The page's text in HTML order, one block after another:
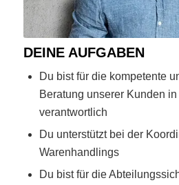
DEINE AUFGABEN
Du bist für die kompetente
Beratung unserer Kunden
verantwortlich
Du unterstützt bei der
Warenhandlings
Du bist für die